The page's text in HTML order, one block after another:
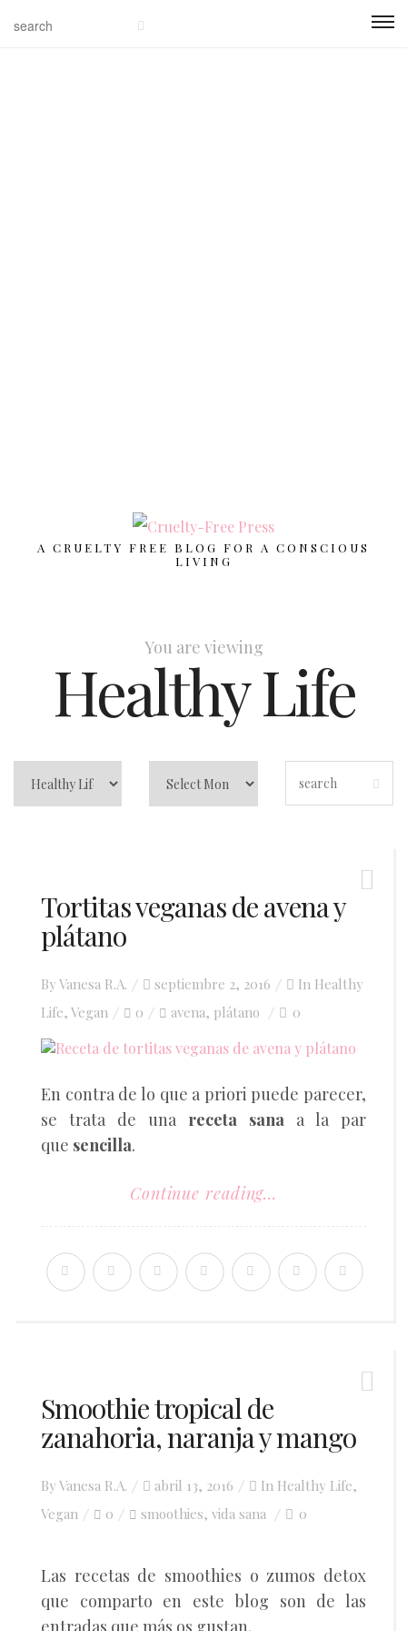
A CRUELTY FREE BLOG FOR A CONSCIOUS
LIVING
You are viewing
Healthy Life
Tortitas veganas de avena y
plátano
ByVanesa R.A.
Posted
on
septiembre 2, 2016 In Healthy
Life, Vegan 0 avena, plátano 0
En contra de lo que a priori puede parecer,
se trata de una receta sana a la par
que sencilla.
Continue reading...
Smoothie tropical de
zanahoria, naranja y mango
ByVanesa R.A.
Posted
on
abril 13, 2016 In Healthy Life,
Vegan
0 smoothies, vida sana 0
Las recetas de smoothies o zumos detox
que comparto en este blog son de las